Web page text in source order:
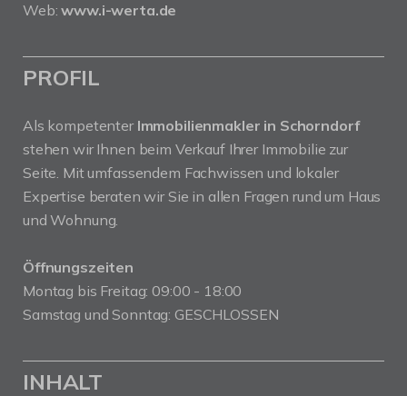
Web:www.i-werta.de
PROFIL
Als kompetenter Immobilienmakler in Schorndorf
stehen wir Ihnen beim Verkauf Ihrer Immobilie zur
Seite. Mit umfassendem Fachwissen und lokaler
Expertise beraten wir Sie in allen Fragen rund um Haus
und Wohnung.
Öffnungszeiten
Montag bis Freitag: 09:00 - 18:00
Samstag und Sonntag: GESCHLOSSEN
INHALT